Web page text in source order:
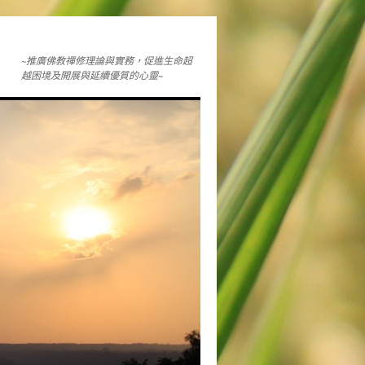
~推廣佛教禪修理論與實務，促進生命超
越困境及開展與延續優質的心靈~